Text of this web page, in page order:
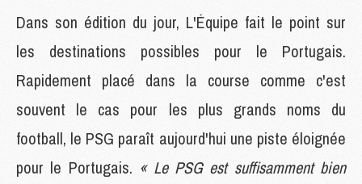
Dans son édition du jour, L'Équipe fait le point sur
les destinations possibles pour le Portugais.
Rapidement placé dans la course comme c'est
souvent le cas pour les plus grands noms du
football, le PSG paraît aujourd'hui une piste éloignée
pour le Portugais. « Le PSG est suffisamment bien